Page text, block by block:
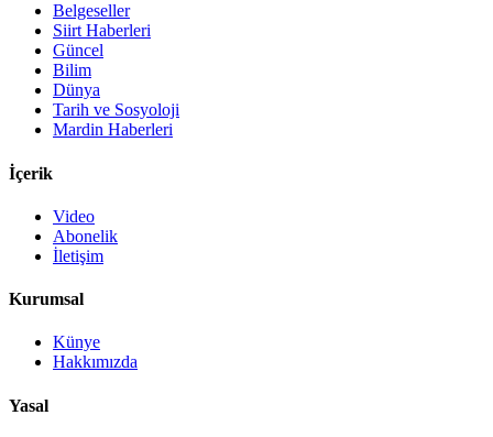
Belgeseller
Siirt Haberleri
Güncel
Bilim
Dünya
Tarih ve Sosyoloji
Mardin Haberleri
İçerik
Video
Abonelik
İletişim
Kurumsal
Künye
Hakkımızda
Yasal